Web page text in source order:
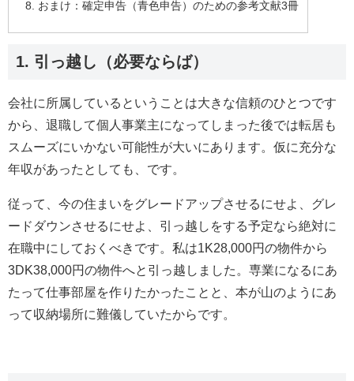
おまけ：確定申告（青色申告）のための参考文献3冊
1. 引っ越し（必要ならば）
会社に所属しているということは大きな信頼のひとつです
から、退職して個人事業主になってしまった後では転居も
スムーズにいかない可能性が大いにあります。仮に充分な
年収があったとしても、です。
従って、今の住まいをグレードアップさせるにせよ、グレ
ードダウンさせるにせよ、引っ越しをする予定なら絶対に
在職中にしておくべきです。私は1K28,000円の物件から
3DK38,000円の物件へと引っ越しました。専業になるにあ
たって仕事部屋を作りたかったことと、本が山のようにあ
って収納場所に難儀していたからです。